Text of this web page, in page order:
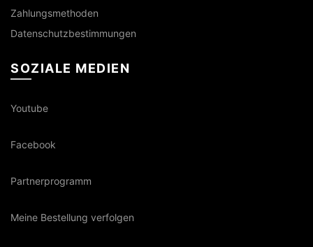
Zahlungsmethoden
Datenschutzbestimmungen
SOZIALE MEDIEN
Youtube
Facebook
Partnerprogramm
Meine Bestellung verfolgen